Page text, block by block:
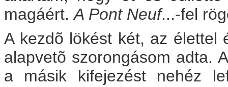
magáért.A Pont Neuf...-fel
A kezdõ lökést két, az élettel
alapvetõ szorongásom adta.
a másik kifejezést nehéz